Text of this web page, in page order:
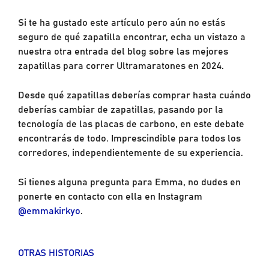
Si te ha gustado este artículo pero aún no estás
seguro de qué zapatilla encontrar, echa un vistazo a
nuestra otra entrada del blog sobre las mejores
zapatillas para correr Ultramaratones en 2024.
Desde qué zapatillas deberías comprar hasta cuándo
deberías cambiar de zapatillas, pasando por la
tecnología de las placas de carbono, en este debate
encontrarás de todo. Imprescindible para todos los
corredores, independientemente de su experiencia.
Si tienes alguna pregunta para Emma, no dudes en
ponerte en contacto con ella en Instagram
@emmakirkyo.
OTRAS HISTORIAS